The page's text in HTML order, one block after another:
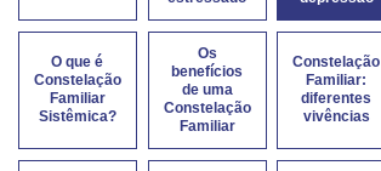
O que é
Constelação
Familiar
Sistêmica?
Os
benefícios
de uma
Constelação
Familiar
Constelação
Familiar:
diferentes
vivências